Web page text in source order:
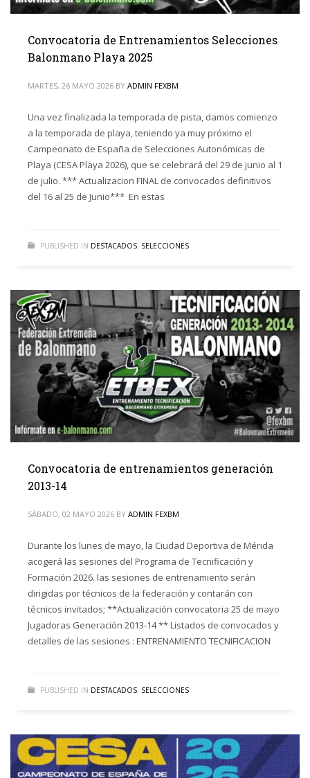
Convocatoria de Entrenamientos Selecciones
Balonmano Playa 2025
MARTES, 26 MAYO 2026 BY ADMIN FEXBM
Una vez finalizada la temporada de pista, damos comienzo
a la temporada de playa, teniendo ya muy próximo el
Campeonato de España de Selecciones Autonómicas de
Playa (CESA Playa 2026), que se celebrará del 29 de junio al 1
de julio. *** Actualizacion FINAL de convocados definitivos
del 16 al 25 de Junio*** En estas
PUBLISHED IN DESTACADOS, SELECCIONES
Convocatoria de entrenamientos generación
2013-14
SÁBADO, 02 MAYO 2026 BY ADMIN FEXBM
Durante los lunes de mayo, la Ciudad Deportiva de Mérida
acogerá las sesiones del Programa de Tecnificación y
Formación 2026. las sesiones de entrenamiento serán
dirigidas por técnicos de la federación y contarán con
técnicos invitados; **Actualización convocatoria 25 de mayo
Jugadoras Generación 2013-14 ** Listados de convocados y
detalles de las sesiones : ENTRENAMIENTO TECNIFICACION
PUBLISHED IN DESTACADOS, SELECCIONES